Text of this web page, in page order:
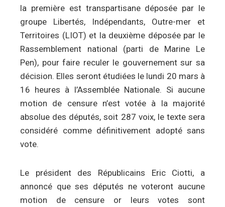
la première est transpartisane déposée par le
groupe Libertés, Indépendants, Outre-mer et
Territoires (LIOT) et la deuxième déposée par le
Rassemblement national (parti de Marine Le
Pen), pour faire reculer le gouvernement sur sa
décision. Elles seront étudiées le lundi 20 mars à
16 heures à l’Assemblée Nationale. Si aucune
motion de censure n’est votée à la majorité
absolue des députés, soit 287 voix, le texte sera
considéré comme définitivement adopté sans
vote.
Le président des Républicains Eric Ciotti, a
annoncé que ses députés ne voteront aucune
motion de censure or leurs votes sont